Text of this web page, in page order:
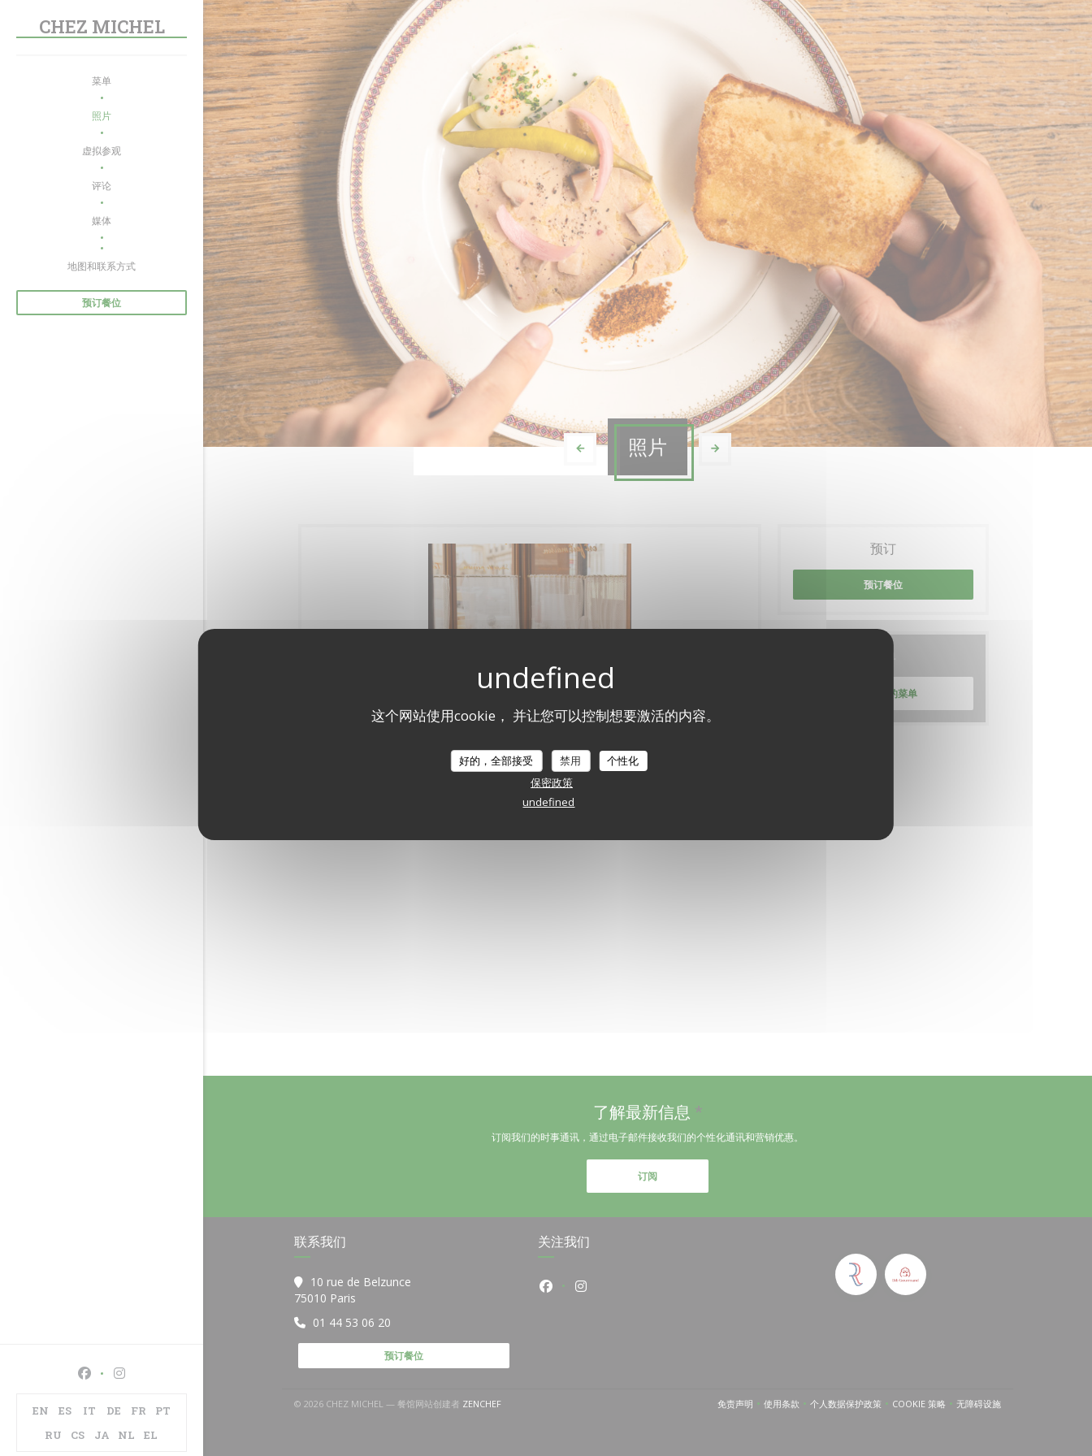
这个网站使用cookie， 并让您可以控制想要激活的内容。
好的，全部接受 禁用
个性化
保密政策
undefined
CHEZ MICHEL
菜单
照片
虚拟参观
评论
媒体
((在新窗口中打开))
地图和联系方式
预订餐位
Facebook ((在新窗口中打开))
Instagram ((在新窗口中打开))
EN ES IT DE FR
PT
RU
CS JA NL EL
照片
Chez michel
虚拟参观
预订
预订餐位
发现我们的菜单
了解最新信息 *
订阅我们的时事通讯，通过电子邮件接收我们的个性化通讯和营销优惠。
订阅
联系我们
10 rue de Belzunce
75010 Paris
01 44 53 06 20
预订餐位
关注我们
Facebook ((在新窗口中打开))
Instagram ((在新窗口中打开))
© 2026 CHEZ MICHEL — 餐馆网站创建者 ZENCHEF((在新窗口中打开)) 免责声明((在新窗口中打开))
使用条款((在新窗口中打开))
个人数据保护政策((在新窗口中打开))
COOKIE 策略((在新窗口中打开))
无障碍设施((在新窗口中打开))